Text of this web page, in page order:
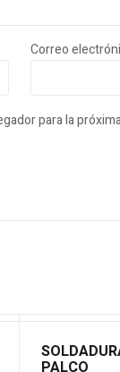
Correo
para la